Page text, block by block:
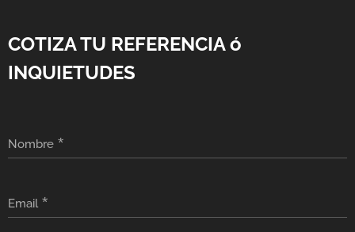
COTIZA TU REFERENCIA ó
INQUIETUDES
Nombre
Email